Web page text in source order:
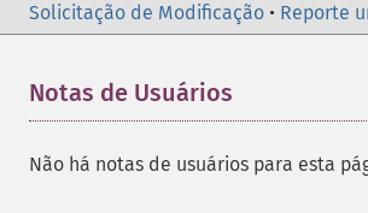
Solicitação de Modificação • Reporte
Notas de Usuários
Não há notas de usuários para esta